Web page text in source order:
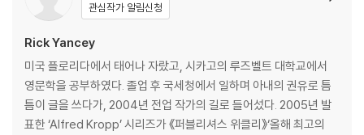
After the 1st wave, only darkness remains. After the 2nd, only
the lucky escape. And after the 3rd, only the unlucky survive.
After the 4th wave, only one rule applies: trust no one. Now, i
t's the dawn of the 5th wave. On a lonely stretch of highway,
Cassie runs from Them. The beings who only look human, who
관심작가 알림신청
Rick Yancey
미국 플로리다에서 태어나 자랐고, 시카고의 루즈벨트 대학교에서
영문학을 공부하였다. 졸업 후 국세청에서 일하며 아내의 권유로 틈
틈이 글을 쓰다가, 2004년 전업 작가의 길로 들어섰다. 2005년 발
표한 ‘Alfred Kropp’ 시리즈가 《퍼블리셔스 위클리》‘올해 최고의